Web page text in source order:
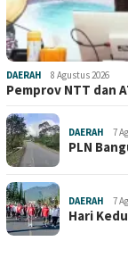
DAERAH 8 Agustus 2026
Pemprov NTT dan
DAERAH 7
PLN
DAERAH 7
Hari